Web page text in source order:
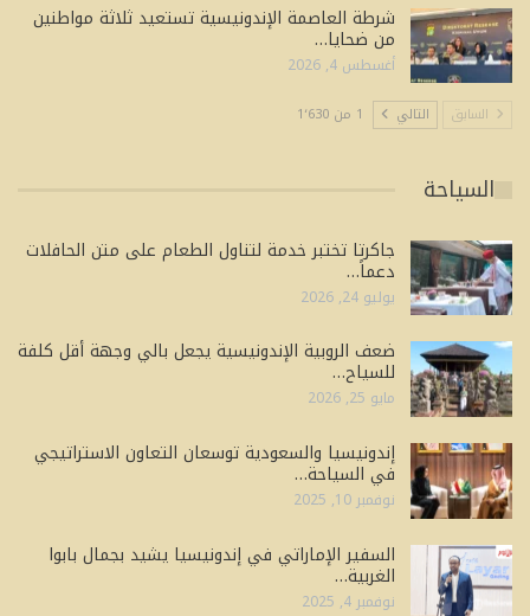
شرطة العاصمة الإندونيسية تستعيد ثلاثة مواطنين
من ضحايا…
أغسطس 4, 2026
السابق التالي 1 من 1٬630
السياحة
جاكرتا تختبر خدمة لتناول الطعام على متن الحافلات
دعماً…
يوليو 24, 2026
ضعف الروبية الإندونيسية يجعل بالي وجهة أقل كلفة
للسياح…
مايو 25, 2026
إندونيسيا والسعودية توسعان التعاون الاستراتيجي
في السياحة…
نوفمبر 10, 2025
السفير الإماراتي في إندونيسيا يشيد بجمال بابوا
الغربية…
نوفمبر 4, 2025